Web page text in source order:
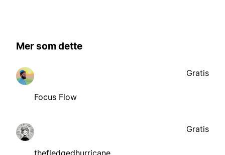
Mer som dette
Focus Flow
Gratis
thefledgedhurricane
Gratis